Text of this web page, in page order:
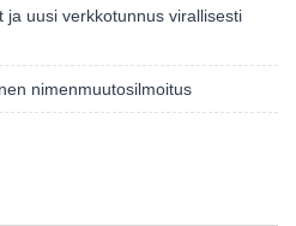
ja uusi verkkotunnus virallisesti
nimenmuutosilmoitus